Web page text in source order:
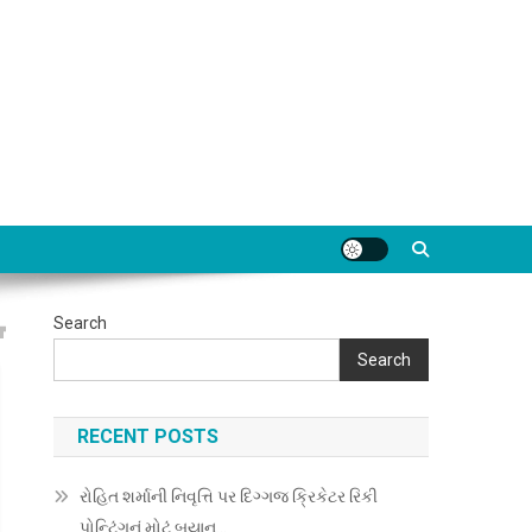
Search
Search
RECENT POSTS
રોહિત શર્માની નિવૃત્તિ પર દિગ્ગજ ક્રિકેટર રિકી
પોન્ટિંગનું મોટું બયાન…